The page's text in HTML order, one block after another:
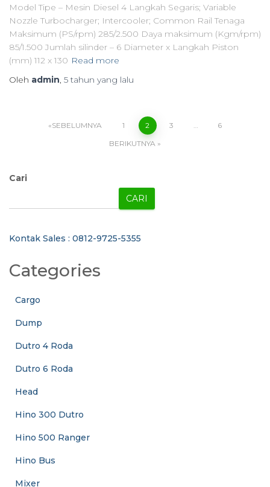
Model Tipe – Mesin Diesel 4 Langkah Segaris; Variable
Nozzle Turbocharger; Intercooler; Common Rail Tenaga
Maksimum (PS/rpm) 285/2.500 Daya maksimum (Kgm/rpm)
85/1.500 Jumlah silinder – 6 Diameter x Langkah Piston
(mm) 112 x 130 Read more
Oleh admin 5 tahun yang lalu
SEBELUMNYA 1 2 3
6
BERIKUTNYA
Cari
CARI
Kontak Sales : 0812-9725-5355
Categories
Cargo
Dump
Dutro 4 Roda
Dutro 6 Roda
Head
Hino 300 Dutro
Hino 500 Ranger
Hino Bus
Mixer